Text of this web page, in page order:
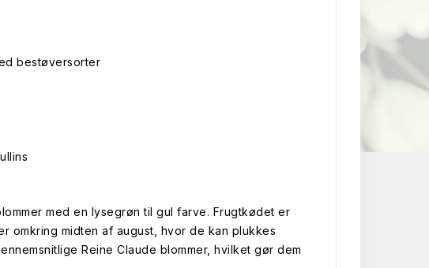
bestøversorter
med en lysegrøn til gul farve. Frugtkødet er
omkring midten af august, hvor de kan plukkes
Reine Claude blommer, hvilket gør dem